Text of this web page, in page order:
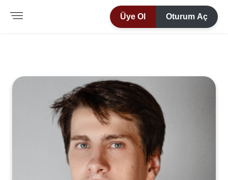
Üye Ol Oturum Aç